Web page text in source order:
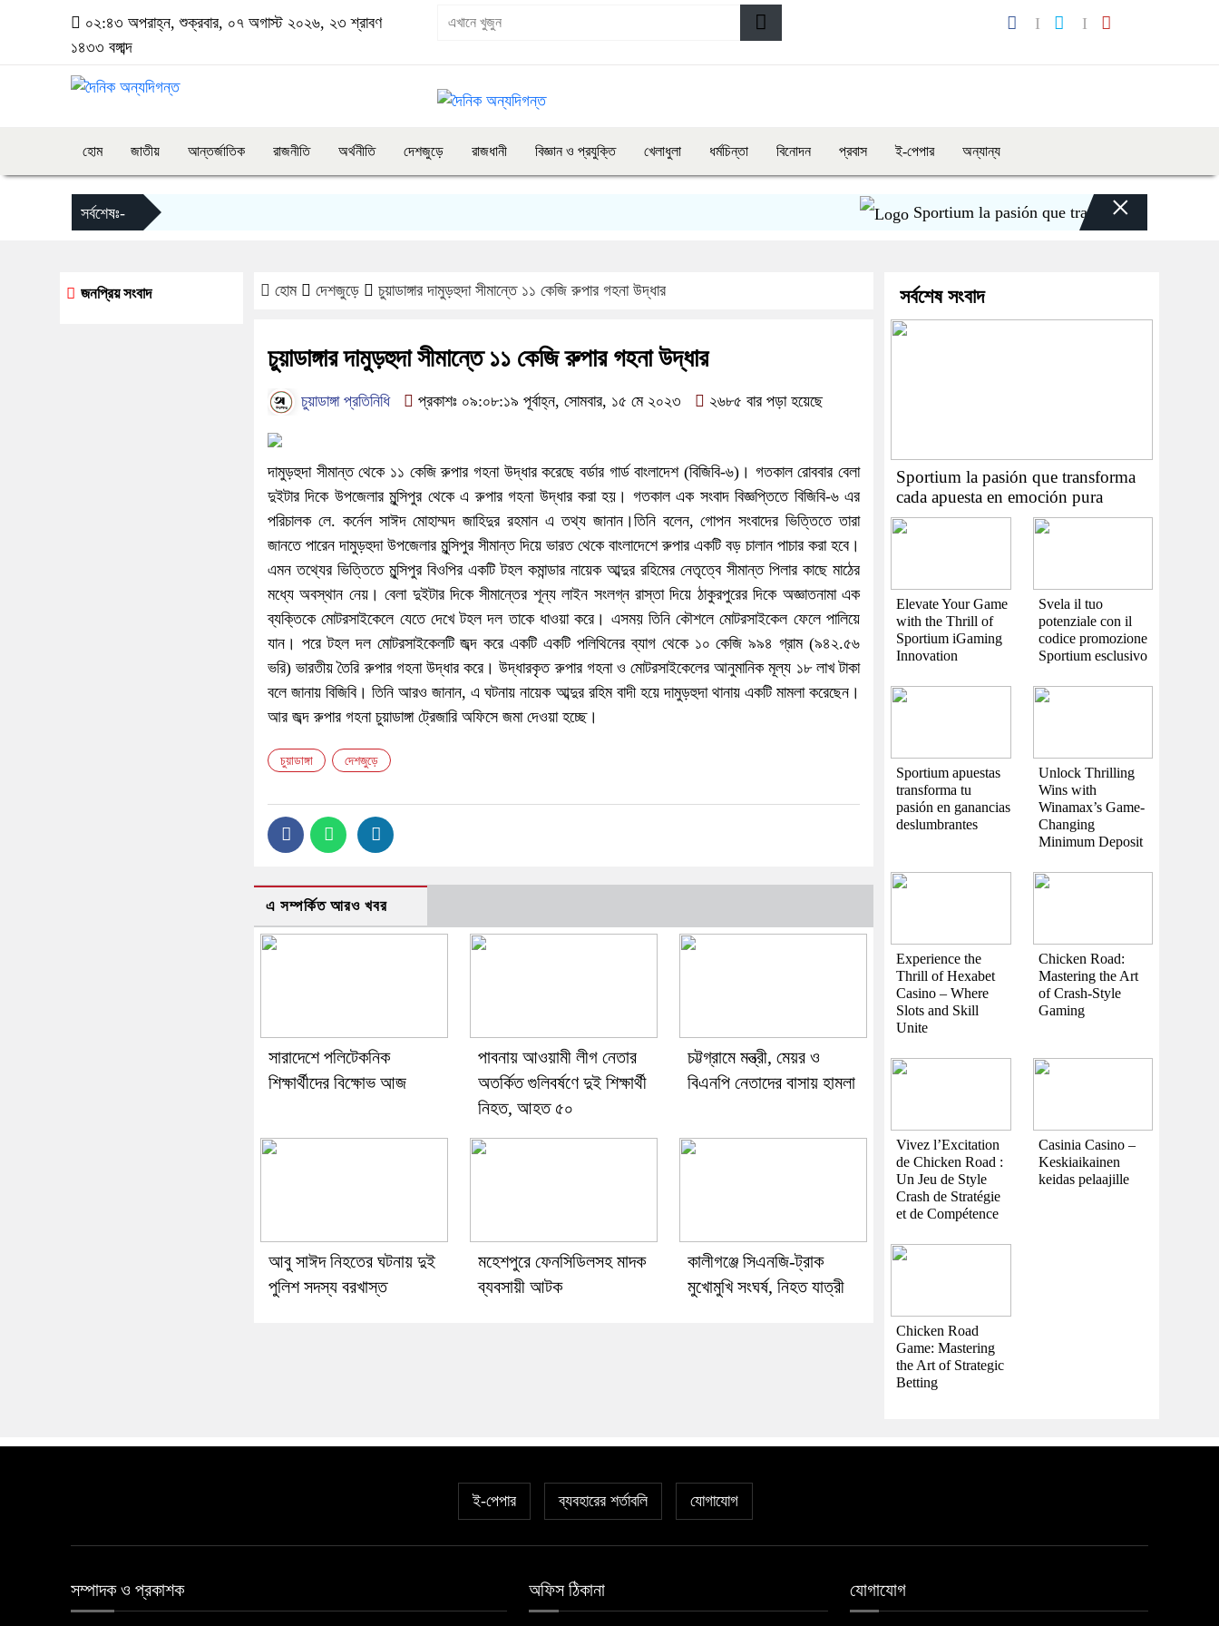
০২:৪৩ অপরাহ্ন, শুক্রবার, ০৭ অগাস্ট ২০২৬, ২৩ শ্রাবণ
১৪৩৩ বঙ্গাব্দ
হোম জাতীয় আন্তর্জাতিক রাজনীতি অর্থনীতি দেশজুড়ে রাজধানী বিজ্ঞান ও প্রযুক্তি খেলাধুলা ধর্মচিন্তা বিনোদন প্রবাস ই-পেপার অন্যান্য
সর্বশেষঃ- Sportium la pasión que transforma cada apuesta
×
হোম দেশজুড়ে চুয়াডাঙ্গার দামুড়হুদা সীমান্তে ১১ কেজি রুপার গহনা উদ্ধার
চুয়াডাঙ্গার দামুড়হুদা সীমান্তে ১১ কেজি রুপার গহনা উদ্ধার
চুয়াডাঙ্গা প্রতিনিধি প্রকাশঃ ০৯:০৮:১৯ পূর্বাহ্ন, সোমবার, ১৫ মে ২০২৩ ২৬৮৫ বার পড়া হয়েছে
দামুড়হুদা সীমান্ত থেকে ১১ কেজি রুপার গহনা উদ্ধার করেছে বর্ডার গার্ড বাংলাদেশ (বিজিবি-৬)। গতকাল রোববার বেলা
দুইটার দিকে উপজেলার মুন্সিপুর থেকে এ রুপার গহনা উদ্ধার করা হয়। গতকাল এক সংবাদ বিজ্ঞপ্তিতে বিজিবি-৬ এর
পরিচালক লে. কর্নেল সাঈদ মোহাম্মদ জাহিদুর রহমান এ তথ্য জানান।তিনি বলেন, গোপন সংবাদের ভিত্তিতে তারা
জানতে পারেন দামুড়হুদা উপজেলার মুন্সিপুর সীমান্ত দিয়ে ভারত থেকে বাংলাদেশে রুপার একটি বড় চালান পাচার করা হবে।
এমন তথ্যের ভিত্তিতে মুন্সিপুর বিওপির একটি টহল কমান্ডার নায়েক আব্দুর রহিমের নেতৃত্বে সীমান্ত পিলার কাছে মাঠের
মধ্যে অবস্থান নেয়। বেলা দুইটার দিকে সীমান্তের শূন্য লাইন সংলগ্ন রাস্তা দিয়ে ঠাকুরপুরের দিকে অজ্ঞাতনামা এক
ব্যক্তিকে মোটরসাইকেলে যেতে দেখে টহল দল তাকে ধাওয়া করে। এসময় তিনি কৌশলে মোটরসাইকেল ফেলে পালিয়ে
যান। পরে টহল দল মোটরসাইকেলটি জব্দ করে একটি একটি পলিথিনের ব্যাগ থেকে ১০ কেজি ৯৯৪ গ্রাম (৯৪২.৫৬
ভরি) ভারতীয় তৈরি রুপার গহনা উদ্ধার করে। উদ্ধারকৃত রুপার গহনা ও মোটরসাইকেলের আনুমানিক মূল্য ১৮ লাখ টাকা
বলে জানায় বিজিবি। তিনি আরও জানান, এ ঘটনায় নায়েক আব্দুর রহিম বাদী হয়ে দামুড়হুদা থানায় একটি মামলা করেছেন।
আর জব্দ রুপার গহনা চুয়াডাঙ্গা ট্রেজারি অফিসে জমা দেওয়া হচ্ছে।
চুয়াডাঙ্গা দেশজুড়ে
এ সম্পর্কিত আরও খবর
সারাদেশে পলিটেকনিক
শিক্ষার্থীদের বিক্ষোভ আজ
পাবনায় আওয়ামী লীগ নেতার
অতর্কিত গুলিবর্ষণে দুই শিক্ষার্থী
নিহত, আহত ৫০
চট্টগ্রামে মন্ত্রী, মেয়র ও
বিএনপি নেতাদের বাসায় হামলা
আবু সাঈদ নিহতের ঘটনায় দুই
পুলিশ সদস্য বরখাস্ত
মহেশপুরে ফেনসিডিলসহ মাদক
ব্যবসায়ী আটক
কালীগঞ্জে সিএনজি-ট্রাক
মুখোমুখি সংঘর্ষ, নিহত যাত্রী
জনপ্রিয় সংবাদ সর্বশেষ সংবাদ
Sportium la pasión que transforma
cada apuesta en emoción pura
Elevate Your Game
with the Thrill of
Sportium iGaming
Innovation
Svela il tuo
potenziale con il
codice promozione
Sportium esclusivo
Sportium apuestas
transforma tu
pasión en ganancias
deslumbrantes
Unlock Thrilling
Wins with
Winamax’s Game-
Changing
Minimum Deposit
Experience the
Thrill of Hexabet
Casino – Where
Slots and Skill
Unite
Chicken Road:
Mastering the Art
of Crash-Style
Gaming
Vivez l’Excitation
de Chicken Road :
Un Jeu de Style
Crash de Stratégie
et de Compétence
Casinia Casino –
Keskiaikainen
keidas pelaajille
Chicken Road
Game: Mastering
the Art of Strategic
Betting
ই-পেপার ব্যবহারের শর্তাবলি যোগাযোগ
সম্পাদক ও প্রকাশক অফিস ঠিকানা যোগাযোগ